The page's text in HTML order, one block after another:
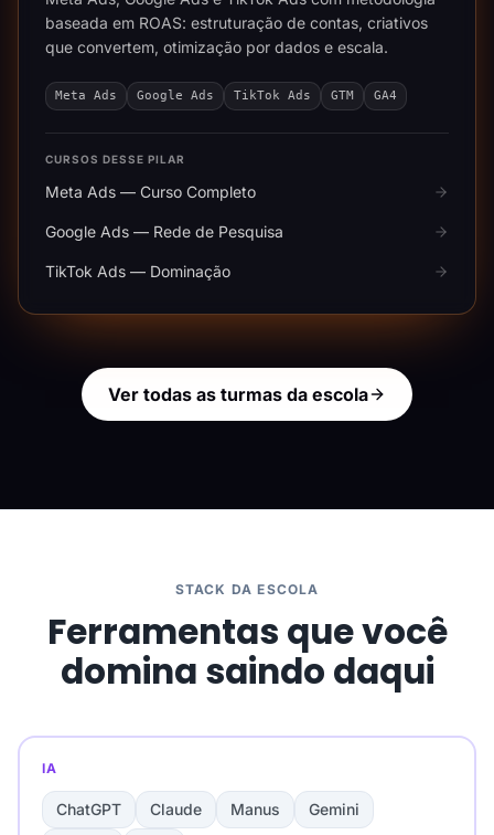
baseada em ROAS: estruturação de contas, criativos
que convertem, otimização por dados e escala.
Meta Ads Google Ads TikTok Ads GTM GA4
CURSOS DESSE PILAR
Meta Ads — Curso Completo
Google Ads — Rede de Pesquisa
TikTok Ads — Dominação
Ver todas as turmas da escola
STACK DA ESCOLA
Ferramentas que você
domina saindo daqui
IA
ChatGPT Claude Manus
Gemini